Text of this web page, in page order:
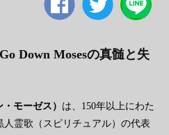
Down Mosesの真髄と失
モーゼス） は、150年以上にわた
人霊歌（スピリチュアル）の代表